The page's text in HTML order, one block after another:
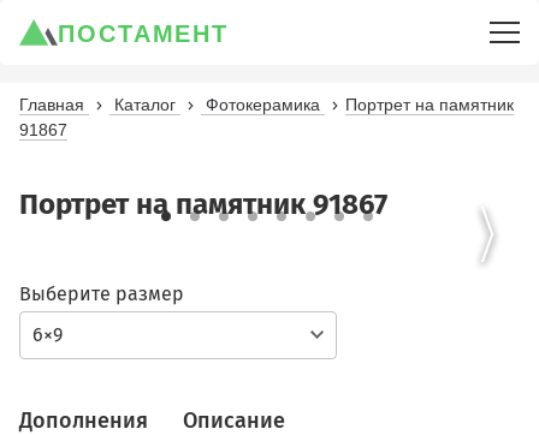
ПОСТАМЕНТ
Главная Каталог Фотокерамика
Портрет на памятник
91867
Портрет на памятник 91867
6×9
Выберите размер
Дополнения Описание